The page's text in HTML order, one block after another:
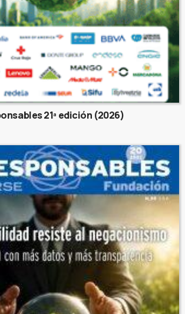
21ª edición (2026)